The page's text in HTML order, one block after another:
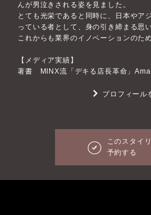
んが男泣きされる姿を見ました。
とても光栄であると同時に、日本やア
っている者として、身の引き締まる思
これからも業界のイノベーションのた
【メディア実績】
著書 MINX流「デキる店長革命」
プロフィール
このスタイ
予約する